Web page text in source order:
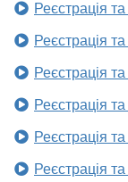
Реєстрація
Реєстрація
Реєстрація
Реєстрація
Реєстрація
Реєстрація